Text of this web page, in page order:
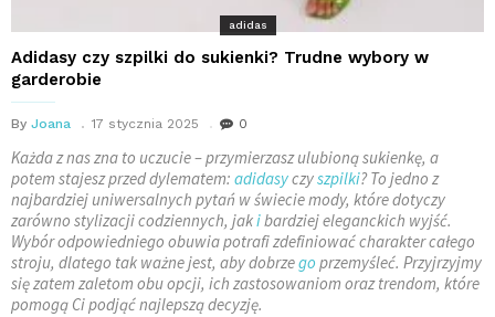
adidas
Adidasy czy szpilki do sukienki? Trudne wybory w
garderobie
By Joana 17 stycznia 2025 0
Każda z nas zna to uczucie – przymierzasz ulubioną sukienkę, a
potem stajesz przed dylematem: adidasyczyszpilki? To jedno z
najbardziej uniwersalnych pytań w świecie mody, które dotyczy
zarówno stylizacji codziennych, jakibardziej eleganckich wyjść.
Wybór odpowiedniego obuwia potrafi zdefiniować charakter całego
stroju, dlatego tak ważne jest, aby dobrzego przemyśleć. Przyjrzyjmy
się zatem zaletom obu opcji, ich zastosowaniom oraz trendom, które
pomogą Ci podjąć najlepszą decyzję.